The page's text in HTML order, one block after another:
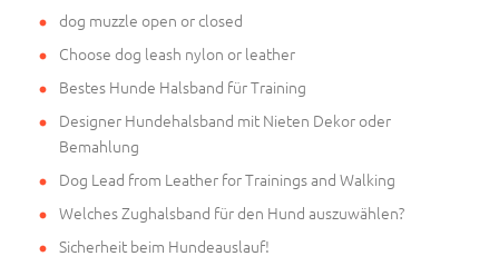
dog muzzle open or closed
Choose dog leash nylon or leather
Bestes Hunde Halsband für Training
Designer Hundehalsband mit Nieten Dekor oder
Bemahlung
Dog Lead from Leather for Trainings and Walking
Welches Zughalsband für den Hund auszuwählen?
Sicherheit beim Hundeauslauf!